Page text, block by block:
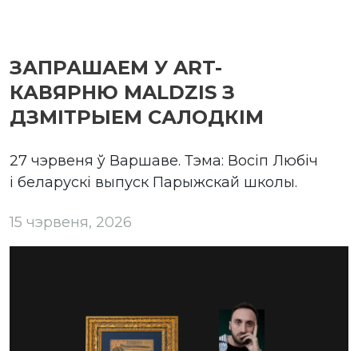
ЗАПРАШАЕМ У ART-
КАВЯРНЮ MALDZIS З
ДЗМІТРЫЕМ САЛОДКІМ
27 чэрвеня ў Варшаве. Тэма: Восіп Любіч
і беларускі выпуск Парыжскай школы.
15 чэрвеня, 2026